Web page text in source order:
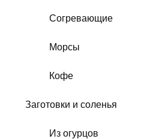
Согревающие
Морсы
Кофе
Заготовки и соленья
Из огурцов